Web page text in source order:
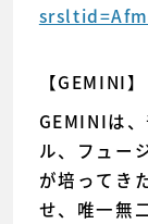
【GEMINI】
GEMINIは
ル、フュー
が培ってき
せ、唯一無